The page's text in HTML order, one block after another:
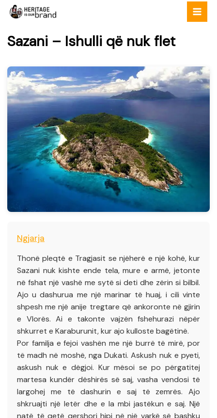
Sazani – Ishulli që nuk flet
Ngjarja
Thonë pleqtë e Tragjasit se njëherë e një kohë, kur
Sazani nuk kishte ende tela, mure e armë, jetonte
në fshat një vashë me sytë si deti dhe zërin si bilbil.
Ajo u dashurua me një marinar të huaj, i cili vinte
shpesh me një anije tregtare që ankoronte në gjirin
e Vlorës. Ai e takonte vajzën fshehurazi nëpër
shkurret e Karaburunit, kur ajo kulloste bagëtinë.
Por familja e fejoi vashën me një burrë të mirë, por
të madh në moshë, nga Dukati. Askush nuk e pyeti,
askush nuk e dëgjoi. Kur mësoi se po përgatitej
martesa kundër dëshirës së saj, vasha vendosi të
largohej me të dashurin e saj të zemrës. Ajo
shkruajti një letër dhe e la mbi jastëkun e saj. Një
natë të qetë qershori hipi në një varkë së bashku